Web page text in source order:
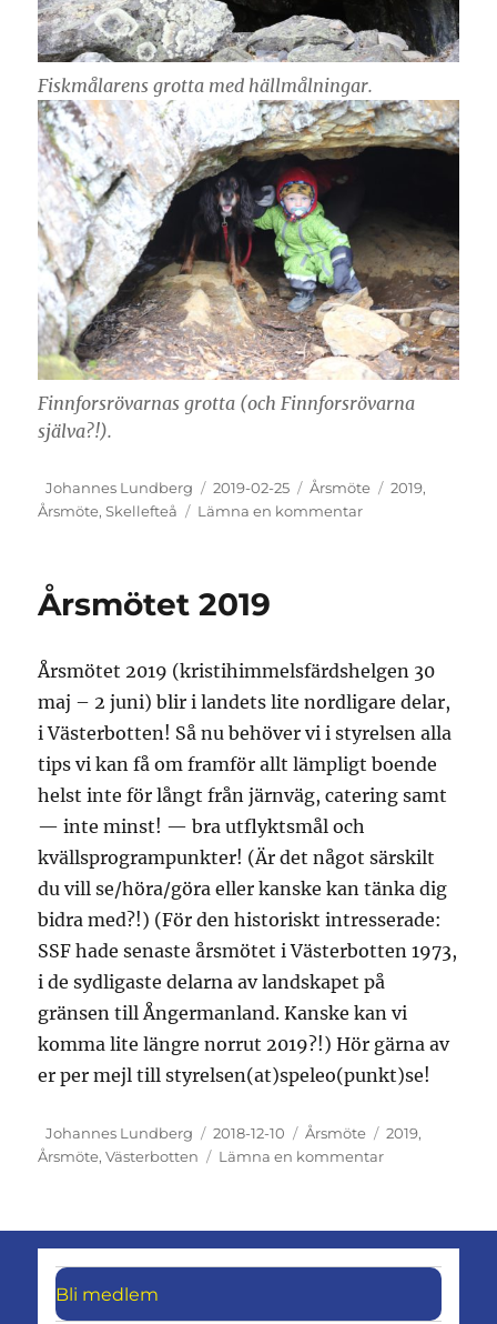
Fiskmålarens grotta med hällmålningar.
Finnforsrövarnas grotta (och Finnforsrövarna
själva?!).
Författare
Johannes Lundberg
Publicerat
den
2019-02-25 Kategorier
Årsmöte Etiketter
2019,
Årsmöte,Skellefteå Lämna en kommentartill
Årsmötet 2019
Årsmötet 2019 (kristihimmelsfärdshelgen 30
maj – 2 juni) blir i landets lite nordligare delar,
i Västerbotten! Så nu behöver vi i styrelsen alla
tips vi kan få om framför allt lämpligt boende
helst inte för långt från järnväg, catering samt
— inte minst! — bra utflyktsmål och
kvällsprogrampunkter! (Är det något särskilt
du vill se/höra/göra eller kanske kan tänka dig
bidra med?!) (För den historiskt intresserade:
SSF hade senaste årsmötet i Västerbotten 1973,
i de sydligaste delarna av landskapet på
gränsen till Ångermanland. Kanske kan vi
komma lite längre norrut 2019?!) Hör gärna av
er per mejl till styrelsen(at)speleo(punkt)se!
Författare
Johannes Lundberg
Publicerat
den
2018-12-10 Kategorier
Årsmöte Etiketter
2019,
Årsmöte,Västerbotten Lämna en kommentartill
Bli medlem